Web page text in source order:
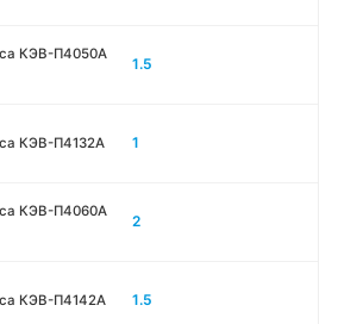
КЭВ-П4050A
1.5
КЭВ-П4132A 1
КЭВ-П4060A
2
КЭВ-П4142A 1.5